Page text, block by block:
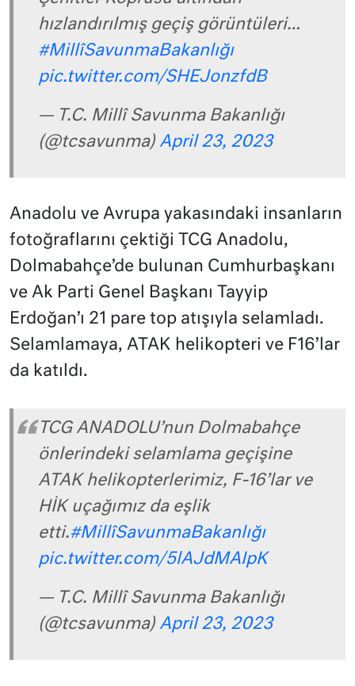
hızlandırılmış geçiş görüntüleri…
#MillîSavunmaBakanlığı
pic.twitter.com/SHEJonzfdB
— T.C. Millî Savunma Bakanlığı
(@tcsavunma) April 23, 2023
Anadolu ve Avrupa yakasındaki insanların
fotoğraflarını çektiği TCG Anadolu,
Dolmabahçe’de bulunan Cumhurbaşkanı
ve Ak Parti Genel Başkanı Tayyip
Erdoğan’ı 21 pare top atışıyla selamladı.
Selamlamaya, ATAK helikopteri ve F16’lar
da katıldı.
TCG ANADOLU’nun Dolmabahçe
önlerindeki selamlama geçişine
ATAK helikopterlerimiz, F-16’lar ve
HİK uçağımız da eşlik
etti.#MillîSavunmaBakanlığı
pic.twitter.com/5lAJdMAIpK
— T.C. Millî Savunma Bakanlığı
(@tcsavunma) April 23, 2023